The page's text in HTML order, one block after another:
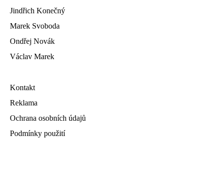
Jindřich Konečný
Marek Svoboda
Ondřej Novák
Václav Marek
Kontakt
Reklama
Ochrana osobních údajů
Podmínky použití